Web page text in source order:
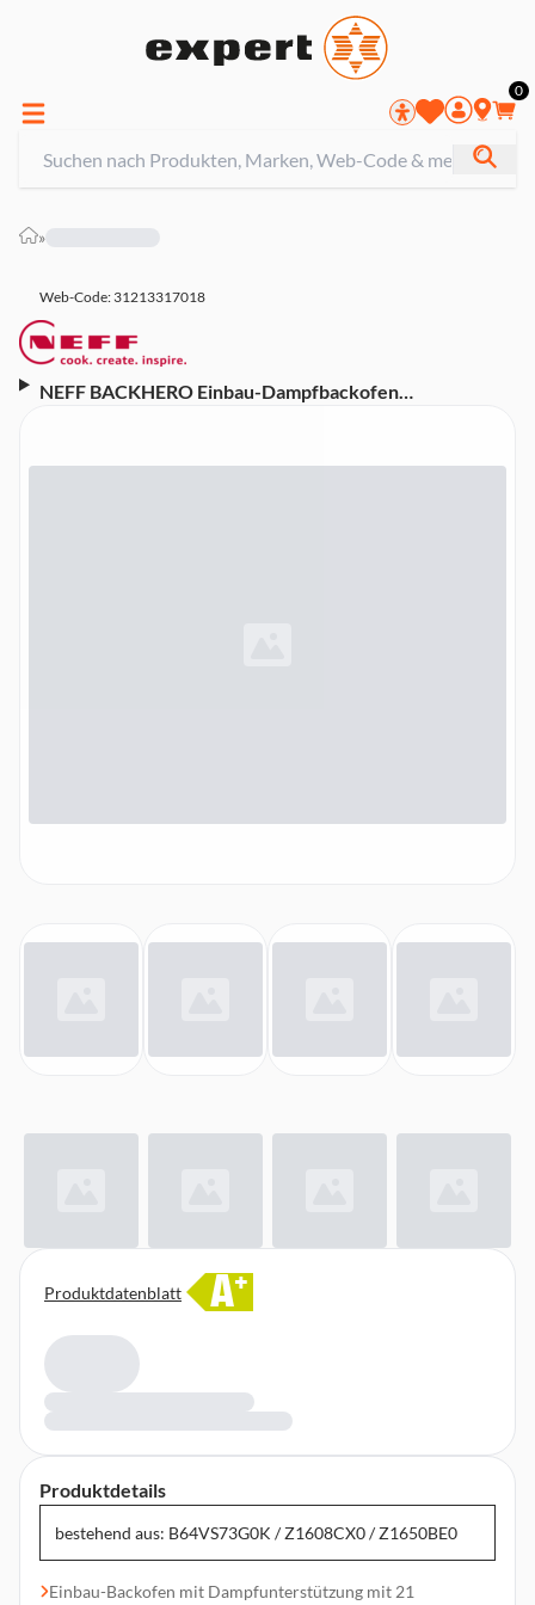
0
»
Web-Code: 31213317018
NEFF BACKHERO Einbau-Dampfbackofen
Automatikprogramme, Full Touch TFT-Display, Easy
Produktdetails
bestehend aus: B64VS73G0K / Z1608CX0 / Z1650BE0
Einbau-Backofen mit Dampfunterstützung mit 21
A+
Produktdatenblatt